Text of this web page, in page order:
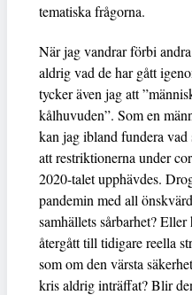
tematiska frågorna.
När jag vandrar förbi
aldrig vad de har gått
tycker även jag att
kålhuvuden”. Som en
kan jag ibland fundera vad
att restriktionerna under
2020-talet upphävdes.
pandemin med all
samhällets sårbarhet?
återgått till tidigare reella
som om den värsta
kris aldrig inträffat? Blir